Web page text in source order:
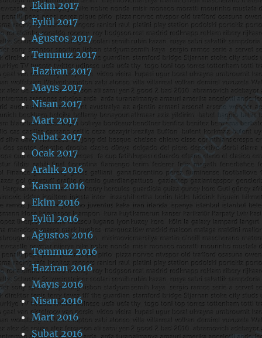
Ekim 2017
Eylül 2017
Ağustos 2017
Temmuz 2017
Haziran 2017
Mayıs 2017
Nisan 2017
Mart 2017
Şubat 2017
Ocak 2017
Aralık 2016
Kasım 2016
Ekim 2016
Eylül 2016
Ağustos 2016
Temmuz 2016
Haziran 2016
Mayıs 2016
Nisan 2016
Mart 2016
Şubat 2016